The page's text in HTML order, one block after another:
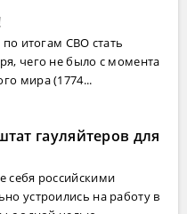
по итогам СВО стать
чего не было с момента
мира (1774...
гауляйтеров для
российскими
устроились на работу в